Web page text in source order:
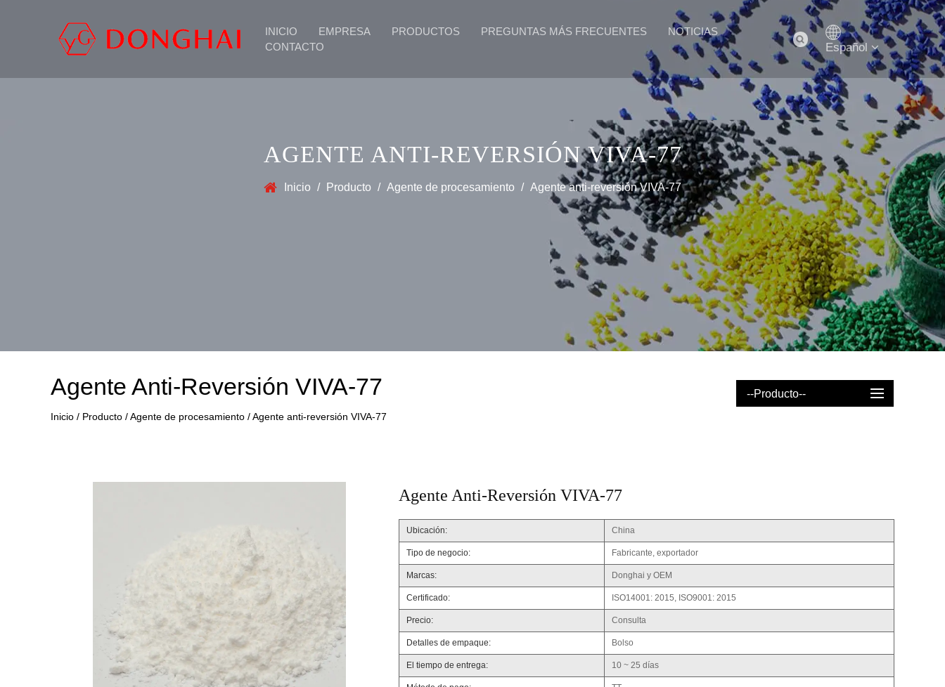
INICIO EMPRESA PRODUCTOS PREGUNTAS MÁS FRECUENTES
NOTICIAS
CONTACTO
Español
AGENTE ANTI-REVERSIÓN VIVA-77
Inicio / Producto / Agente de procesamiento / Agente anti-reversión VIVA-77
Agente Anti-Reversión VIVA-77
Inicio / Producto /Agente de procesamiento /Agente anti-reversión VIVA-77
--Producto--
Agente Anti-Reversión VIVA-77
Ubicación: China
Tipo de negocio: Fabricante, exportador
Marcas: Donghai y OEM
Certificado: ISO14001: 2015, ISO9001: 2015
Precio: Consulta
Detalles de empaque: Bolso
El tiempo de entrega: 10 ~ 25 días